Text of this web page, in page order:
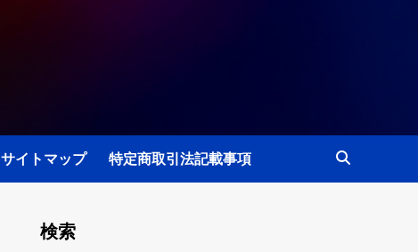
サイトマップ 特定商取引法記載事項
検索